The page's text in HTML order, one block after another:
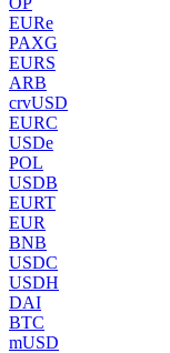
EURe
PAXG
EURS
ARB
crvUSD
EURC
USDe
POL
USDB
EURT
EUR
BNB
USDC
USDH
DAI
BTC
mUSD